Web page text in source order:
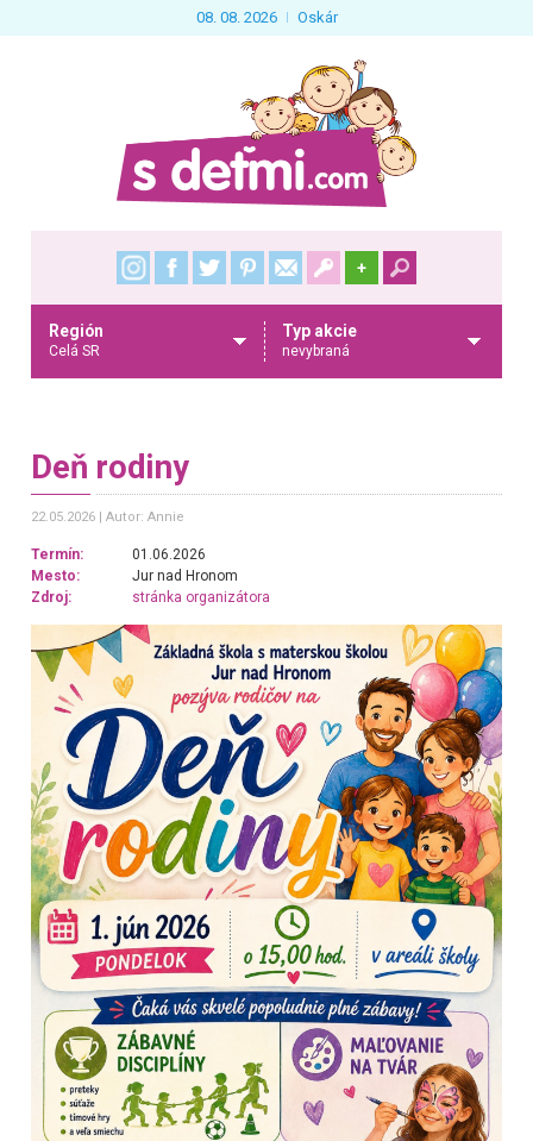
08. 08. 2026 Oskár
+
Región
Celá SR
Typ akcie
nevybraná
Deň rodiny
22.05.2026 Autor: Annie
Termín:
01.06.2026
Mesto:
Jur nad Hronom
Zdroj:
stránka organizátora